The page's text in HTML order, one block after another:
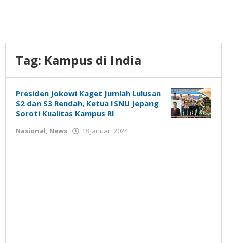
Tag: Kampus di India
Presiden Jokowi Kaget Jumlah Lulusan
S2 dan S3 Rendah, Ketua ISNU Jepang
Soroti Kualitas Kampus RI
Nasional, News 18 Januari 2024
Susanto